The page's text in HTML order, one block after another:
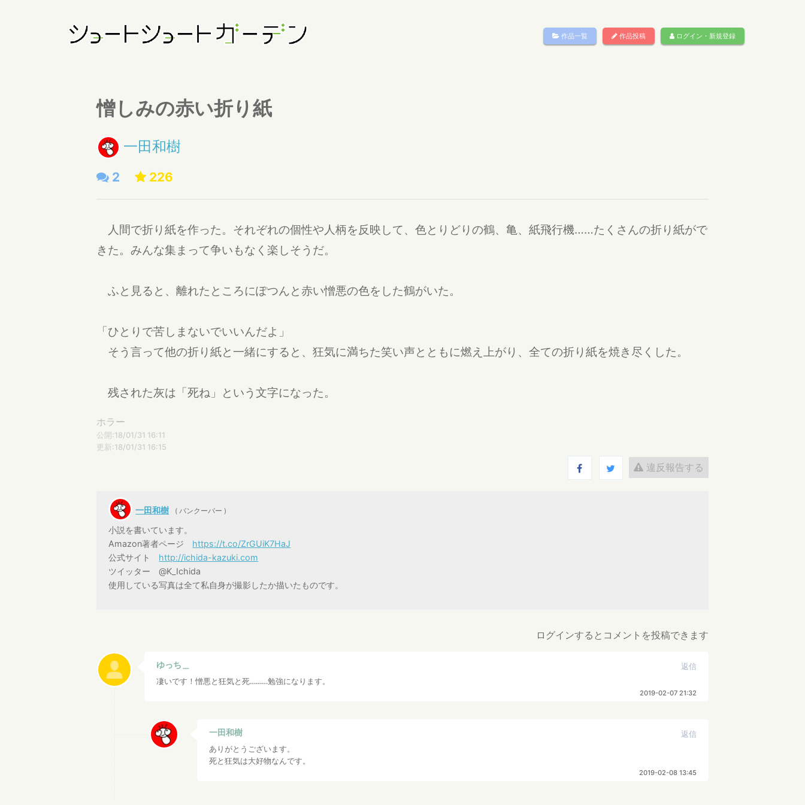
作品一覧 作品投稿 ログイン・新規登録
憎しみの赤い折り紙
一田和樹
2 226
人間で折り紙を作った。それぞれの個性や人柄を反映して、色とりどりの鶴、亀、紙飛行機……たくさんの折り紙がで
きた。みんな集まって争いもなく楽しそうだ。
ふと見ると、離れたところにぽつんと赤い憎悪の色をした鶴がいた。
「ひとりで苦しまないでいいんだよ」
そう言って他の折り紙と一緒にすると、狂気に満ちた笑い声とともに燃え上がり、全ての折り紙を焼き尽くした。
残された灰は「死ね」という文字になった。
ホラー
公開:18/01/31 16:11
更新:18/01/31 16:15
違反報告する
一田和樹 ( バンクーバー )
小説を書いています。
Amazon著者ページ https://t.co/ZrGUiK7HaJ
公式サイト http://ichida-kazuki.com
ツイッター @K_Ichida
使用している写真は全て私自身が撮影したか描いたものです。
ログインするとコメントを投稿できます
ゆっち＿
返信
凄いです！憎悪と狂気と死………勉強になります。
2019-02-07 21:32
一田和樹
返信
ありがとうございます。
死と狂気は大好物なんです。
2019-02-08 13:45